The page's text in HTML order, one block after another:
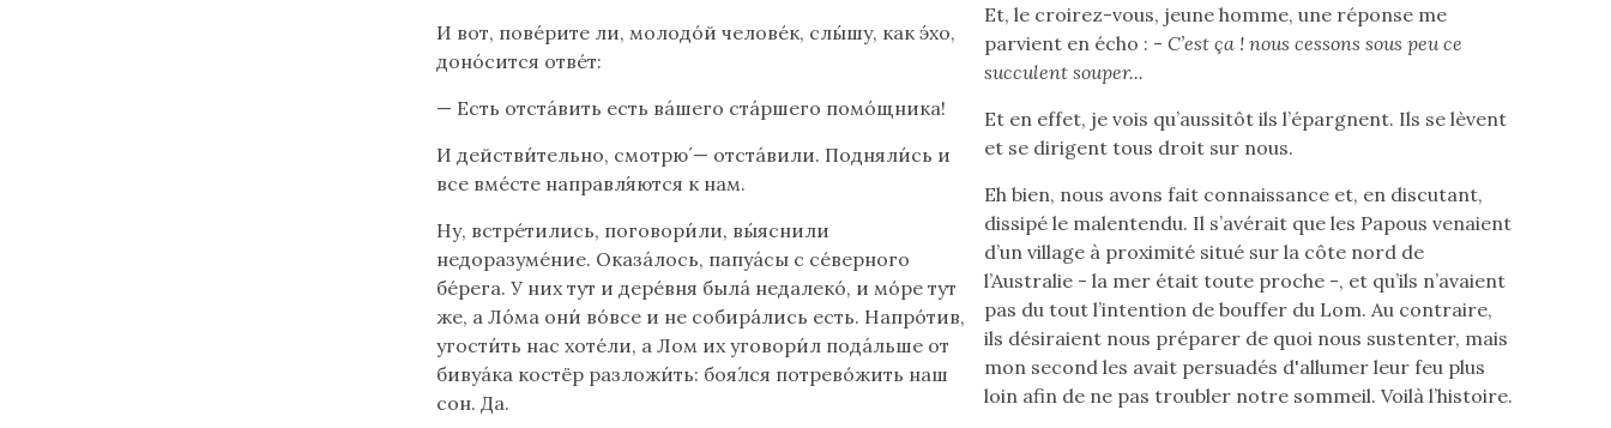
И вот, повéрите ли, молодóй человéк, слы́шу, как э́хо,
доно́сится отвéт:
— Есть отстáвить есть вáшего стáршего помо́щника!
И действи́тельно, смотрю́ — отстáвили. Подняли́сь и
все вмéсте направл́яются к нам.
Ну, встрéтились, поговори́ли, вы́яснили
недоразумéние. Оказáлось, папуáсы с сéверного
бéрега. У них тут и дерéвня былá недалекó, и мóре тут
же, а Ло́ма они́ вóвсе и не собира́лись есть. Напрóтив,
угости́ть нас хотéли, а Лом их уговори́л подáльше от
бивуáка костёр разложи́ть: боя́лся потревóжить наш
сон. Да.
Et, le croirez-vous, jeune homme, une réponse me
parvient en écho : - C’est ça ! nous cessons sous peu ce
succulent souper...
Et en effet, je vois qu’aussitôt ils l’épargnent. Ils se lèvent
et se dirigent tous droit sur nous.
Eh bien, nous avons fait connaissance et, en discutant,
dissipé le malentendu. Il s’avérait que les Papous venaient
d’un village à proximité situé sur la côte nord de
l’Australie - la mer était toute proche -, et qu’ils n’avaient
pas du tout l’intention de bouffer du Lom. Au contraire,
ils désiraient nous préparer de quoi nous sustenter, mais
mon second les avait persuadés d'allumer leur feu plus
loin afin de ne pas troubler notre sommeil. Voilà l’histoire.